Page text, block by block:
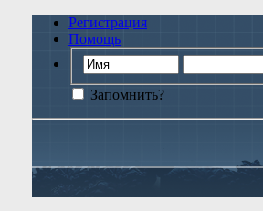
Регистрация
Помощь
Запомнить?